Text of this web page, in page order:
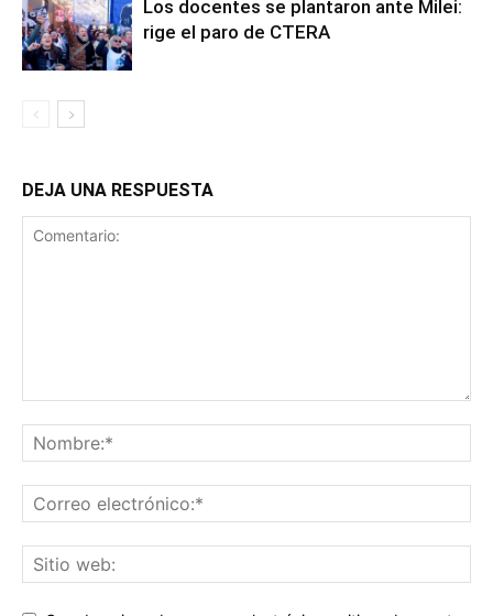
Los docentes se plantaron ante Milei:
rige el paro de CTERA
DEJA UNA RESPUESTA